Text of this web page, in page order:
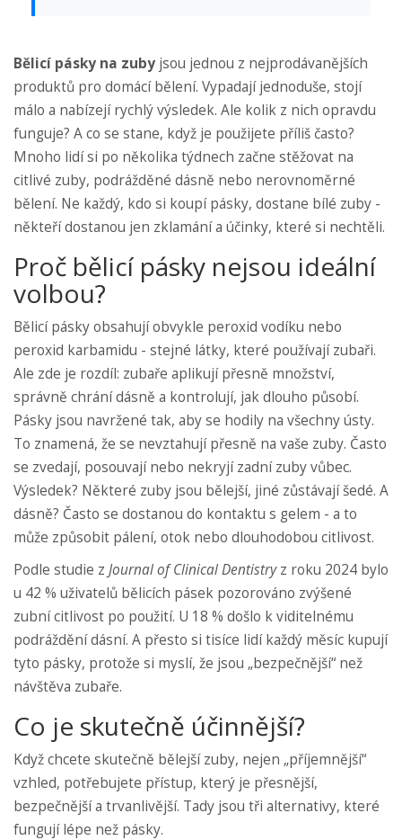
Bělicí pásky na zuby jsou jednou z nejprodávanějších
produktů pro domácí bělení. Vypadají jednoduše, stojí
málo a nabízejí rychlý výsledek. Ale kolik z nich opravdu
funguje? A co se stane, když je použijete příliš často?
Mnoho lidí si po několika týdnech začne stěžovat na
citlivé zuby, podrážděné dásně nebo nerovnoměrné
bělení. Ne každý, kdo si koupí pásky, dostane bílé zuby -
někteří dostanou jen zklamání a účinky, které si nechtěli.
Proč bělicí pásky nejsou ideální
volbou?
Bělicí pásky obsahují obvykle peroxid vodíku nebo
peroxid karbamidu - stejné látky, které používají zubaři.
Ale zde je rozdíl: zubaře aplikují přesně množství,
správně chrání dásně a kontrolují, jak dlouho působí.
Pásky jsou navržené tak, aby se hodily na všechny ústy.
To znamená, že se nevztahují přesně na vaše zuby. Často
se zvedají, posouvají nebo nekryjí zadní zuby vůbec.
Výsledek? Některé zuby jsou bělejší, jiné zůstávají šedé. A
dásně? Často se dostanou do kontaktu s gelem - a to
může způsobit pálení, otok nebo dlouhodobou citlivost.
Podle studie z Journal of Clinical Dentistryz roku 2024 bylo
u 42 % uživatelů bělicích pásek pozorováno zvýšené
zubní citlivost po použití. U 18 % došlo k viditelnému
podráždění dásní. A přesto si tisíce lidí každý měsíc kupují
tyto pásky, protože si myslí, že jsou „bezpečnější“ než
návštěva zubaře.
Co je skutečně účinnější?
Když chcete skutečně bělejší zuby, nejen „příjemnější“
vzhled, potřebujete přístup, který je přesnější,
bezpečnější a trvanlivější. Tady jsou tři alternativy, které
fungují lépe než pásky.